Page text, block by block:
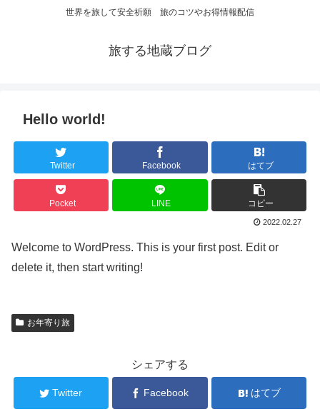
世界を旅して安全祈願 旅のコツやお得情報配信
旅する地蔵ブログ
Hello world!
Twitter Facebook はてブ
Pocket LINE コピー
2022.02.27
Welcome to WordPress. This is your first post. Edit or
delete it, then start writing!
お年寄り旅
シェアする
Twitter Facebook はてブ